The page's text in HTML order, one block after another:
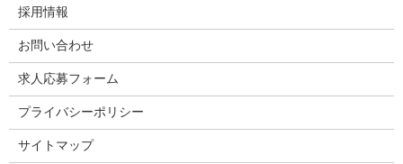
採用情報
お問い合わせ
求人応募フォーム
プライバシーポリシー
サイトマップ